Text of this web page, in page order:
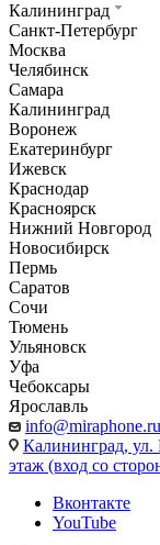
Калининград
Санкт-Петербург
Москва
Челябинск
Самара
Калининград
Воронеж
Екатеринбург
Ижевск
Краснодар
Красноярск
Нижний Новгород
Новосибирск
Пермь
Саратов
Сочи
Тюмень
Ульяновск
Уфа
Чебоксары
Ярославль
info@miraphone.ru
Калининград, ул.
этаж (вход со
Вконтакте
YouTube